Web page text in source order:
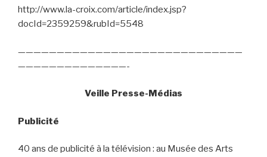
http://www.la-croix.com/article/index.jsp?
docId=2359259&rubId=5548
—————————————————————————————
——————————————-
Veille Presse-Médias
Publicité
40 ans de publicité à la télévision : au Musée des Arts